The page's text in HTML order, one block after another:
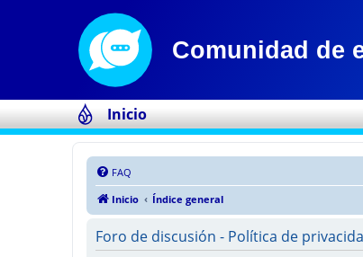
Inicio
FAQ
Inicio
Índice general
Foro de discusión - Política de